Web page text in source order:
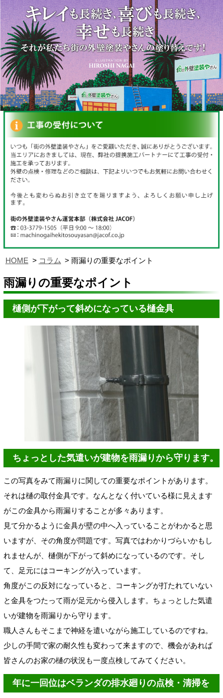
HOME コラム 雨漏りの重要なポイント
雨漏りの重要なポイント
樋側が下がって斜めになっている樋金具
ちょっとした気遣いが建物を雨漏りから守ります。
この写真をみて雨漏りに関しての重要なポイントがあります。
それは樋の取付金具です。なんとなく付いている様に見えます
がこの金具から雨漏りすることが多々あります。
見て分かるように金具が壁の中へ入っていることがわかると思
いますが、その角度が問題です。写真ではわかりづらいかもし
れませんが、樋側が下がって斜めになっているのです。そし
て、足元にはコーキングが入っています。
角度がこの反対になっていると、コーキングが打たれていない
と金具をつたって雨が足元から侵入します。ちょっとした気遣
いが建物を雨漏りから守ります。
職人さんもそこまで神経を遣いながら施工しているのですね。
少しの手間で家の耐久性も変わって来ますので、機会があれば
皆さんのお家の樋の状況も一度点検してみてください。
年に一回位はベランダの排水廻りの点検・清掃を